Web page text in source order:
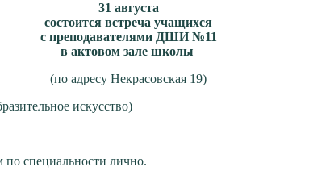
31 августа
состоится встреча учащихся
с преподавателями ДШИ №11
в актовом зале школы
(по адресу Некрасовская 19)
искусство)
по специальности лично.